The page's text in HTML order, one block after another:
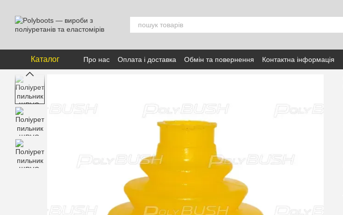
Каталог Про нас Оплата і доставка Обмін та повернення Контактна інформація